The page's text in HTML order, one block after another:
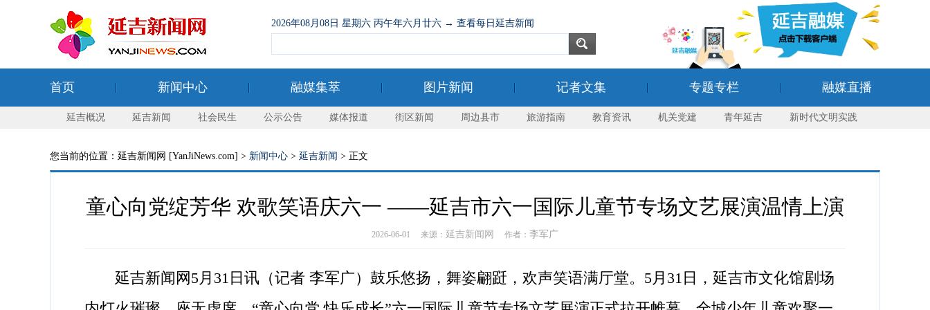
2026年08月08日 星期六 丙午年六月廿六 → 查看每日延吉新闻
首页 新闻中心 融媒集萃 图片新闻 记者文集 专题专栏 融媒直播
延吉概况 延吉新闻 社会民生 公示公告 媒体报道 街区新闻 周边县市 旅游指南 教育资讯 机关党建 青年延吉 新时代文明实践
您当前的位置：延吉新闻网 [YanJiNews.com] > 新闻中心 > 延吉新闻 > 正文
童心向党绽芳华 欢歌笑语庆六一 ——延吉市六一国际儿童节专场文艺展演温情上演
2026-06-01 来源： 延吉新闻网 作者： 李军广
延吉新闻网5月31日讯（记者 李军广）鼓乐悠扬，舞姿翩跹，欢声笑语满厅堂。5月31日，延吉市文化馆剧场